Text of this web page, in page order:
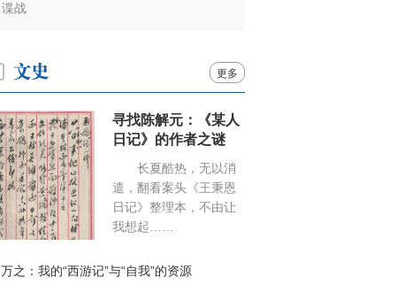
谍战
更多
寻找陈解元：《某人
日记》的作者之谜
长夏酷热，无以消
遣，翻看案头《王秉恩
日记》整理本，不由让
我想起……
万之：我的“西游记”与“自我”的资源